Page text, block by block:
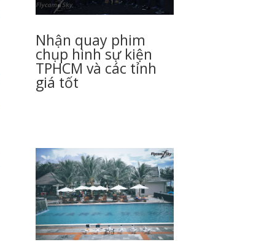
Nhận quay phim
chụp hình sự kiện
TPHCM và các tỉnh
giá tốt